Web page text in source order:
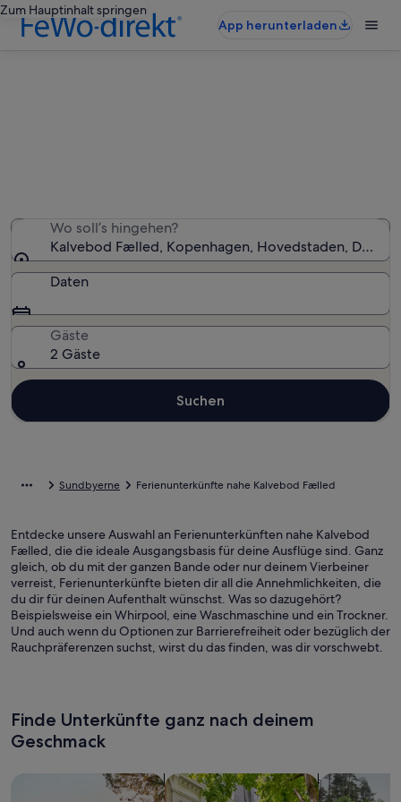
Zum Hauptinhalt springen
App herunterladen
Wo soll’s hingehen?
Kalvebod Fælled, Kopenhagen, Hovedstaden,
Daten
Gäste
2 Gäste
Suchen
Sundbyerne Ferienunterkünfte nahe Kalvebod Fælled
Entdecke unsere Auswahl an Ferienunterkünften nahe Kalvebod
Fælled, die die ideale Ausgangsbasis für deine Ausflüge sind. Ganz
gleich, ob du mit der ganzen Bande oder nur deinem Vierbeiner
verreist, Ferienunterkünfte bieten dir all die Annehmlichkeiten, die
du dir für deinen Aufenthalt wünschst. Was so dazugehört?
Beispielsweise ein Whirpool, eine Waschmaschine und ein Trockner.
Und auch wenn du Optionen zur Barrierefreiheit oder bezüglich der
Rauchpräferenzen suchst, wirst du das finden, was dir vorschwebt.
Finde Unterkünfte ganz nach deinem
Geschmack
Suche nach FerienhäusernSuche nach Ferienwohnungen oder
Suche nach